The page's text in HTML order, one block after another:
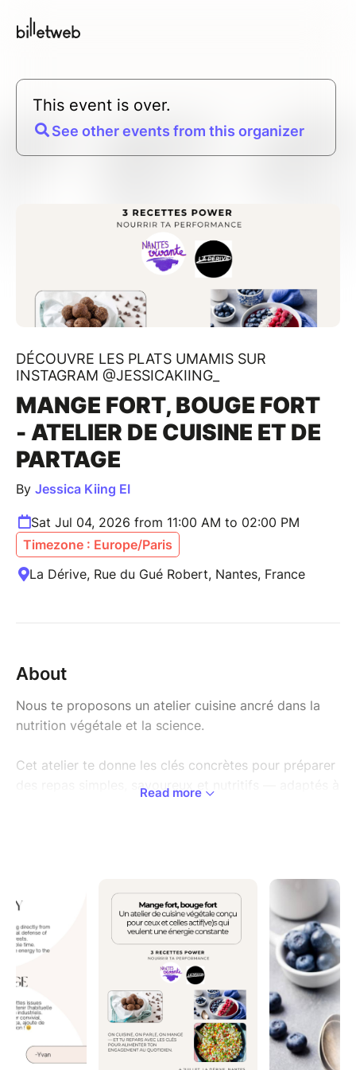
This event is over.
See other events from this organizer
DÉCOUVRE LES PLATS UMAMIS SUR
INSTAGRAM @JESSICAKIING_
MANGE FORT, BOUGE FORT
- ATELIER DE CUISINE ET DE
PARTAGE
By Jessica Kiing EI
Sat Jul 04, 2026 from 11:00 AM to 02:00 PM
Timezone : Europe/Paris
La Dérive, Rue du Gué Robert, Nantes, France
About
Nous te proposons un atelier cuisine ancré dans la
nutrition végétale et la science.
Cet atelier te donne les clés concrètes pour préparer
des repas simples, savoureux et nutritifs — adaptés à
Lieu : La Dérive, 1 Rue du Gué Robert, 44000 Nantes
Prix : Prix libre (possible de payer en espèce sur
place aussi)
Smoothie enchanté à la banane & aux
fruits rouges (7 g de protéines & 9 g de fibre
par portion)
Wok de légumes colorés au quinoa (13 g
de protéines & 9 g de fibre par portion)
Read more